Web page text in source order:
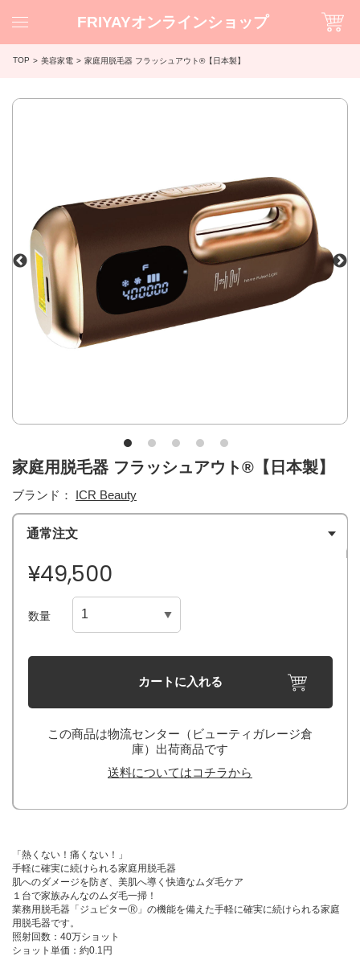
FRIYAYオンラインショップ
TOP 美容家電 家庭用脱毛器 フラッシュアウト®【日本製】
家庭用脱毛器 フラッシュアウト®【日本製】
ブランド： ICR Beauty
通常注文
¥49,500
数量
カートに入れる
この商品は物流センター（ビューティガレージ倉
庫）出荷商品です
送料についてはコチラから
「熱くない！痛くない！」
手軽に確実に続けられる家庭用脱毛器
肌へのダメージを防ぎ、美肌へ導く快適なムダ毛ケア
１台で家族みんなのムダ毛一掃！
業務用脱毛器「ジュピターⓇ」の機能を備えた手軽に確実に続けられる家庭
用脱毛器です。
照射回数：40万ショット
ショット単価：約0.1円